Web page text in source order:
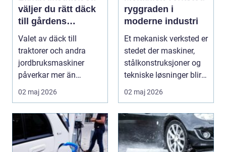
väljer du rätt däck
till gårdens
maskiner
Valet av däck till
traktorer och andra
jordbruksmaskiner
påverkar mer än
många tror. Rätt däck
ger b...
02 maj 2026
ryggraden i
moderne industri
Et mekanisk verksted er
stedet der maskiner,
stålkonstruksjoner og
tekniske løsninger blir
holdt i g...
02 maj 2026